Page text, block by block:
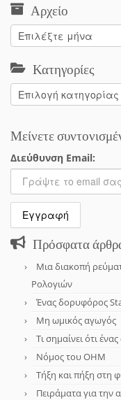
Αρχείο
Αρχείο
Κατηγορίες
Κατηγορίες
Μείνετε
Διεύθυνση Email:
Πρόσφατα
Μια διακοπή
Ρολογιών
Ένας δορυφόρος
Μη ωμικός αγωγός
Τι σημαίνει ότι
Νόμος του OHM
Τήξη και πήξη στη
Πειράματα για την